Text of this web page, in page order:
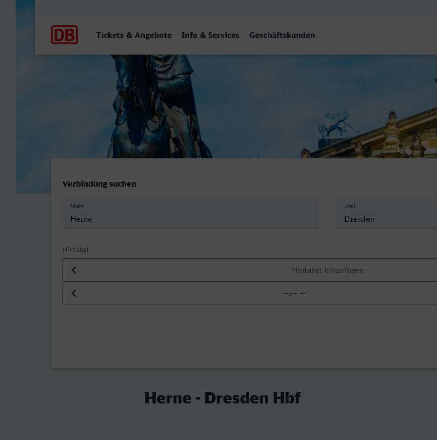
Tickets & Angebote Info & Services Geschäftskunden
Herne - Dresden Hbf
Verbindung suchen
Start Ziel
Hinfahrt
Datum der Hinfahrt
Uhrzeit der Hinfahrt
Herne - Dresden Hbf